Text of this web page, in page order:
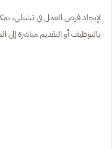
لإيجاد فرص العمل في تشيلي،
بالتوظيف أو التقديم مباشرة إلى